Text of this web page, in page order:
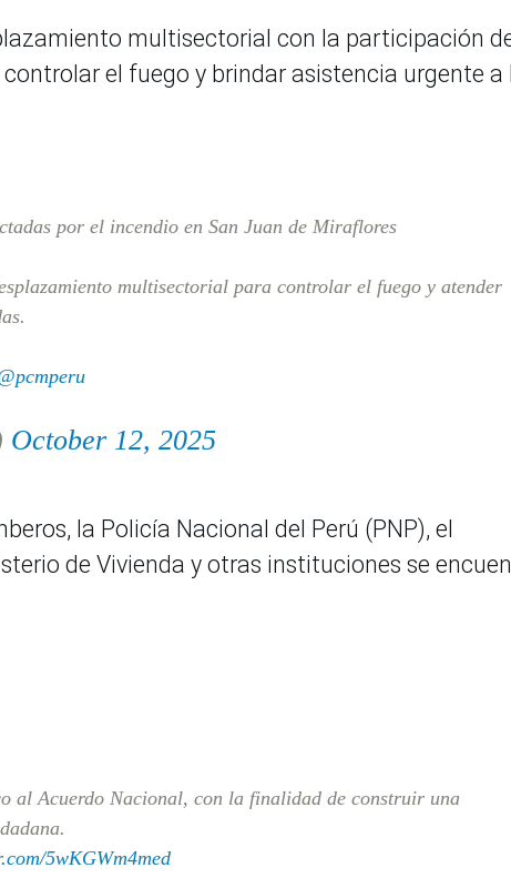
multisectorial con la participación
el fuego y brindar asistencia urgente a
por el incendio en San Juan de Miraflores
multisectorial para controlar el fuego y atender
October 12, 2025
la Policía Nacional del Perú (PNP), el
de Vivienda y otras instituciones se
al Acuerdo Nacional, con la finalidad de construir una
5wKGWm4med